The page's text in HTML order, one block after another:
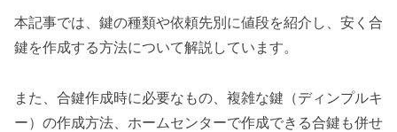
本記事では、鍵の種類や依頼先別に値段を紹介し、安く合
鍵を作成する方法について解説しています。
また、合鍵作成時に必要なもの、複雑な鍵（ディンプルキ
ー）の作成方法、ホームセンターで作成できる合鍵も併せ